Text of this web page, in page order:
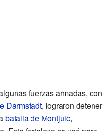
fuerzas armadas, con
Darmstadt, lograron detener
batalla de Montjuic,